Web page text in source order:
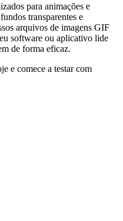
para animações e
transparentes e
arquivos de imagens GIF
software ou aplicativo lide
de forma eficaz.
e comece a testar com